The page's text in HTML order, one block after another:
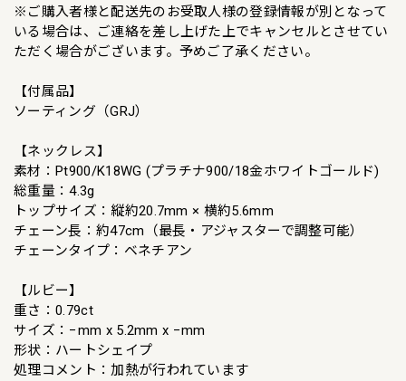
※ご購入者様と配送先のお受取人様の登録情報が別となって
いる場合は、ご連絡を差し上げた上でキャンセルとさせてい
ただく場合がございます。予めご了承ください。
【付属品】
ソーティング（GRJ）
【ネックレス】
素材：Pt900/K18WG (プラチナ900/18金ホワイトゴールド)
総重量：4.3g
トップサイズ：縦約20.7mm × 横約5.6mm
チェーン長：約47cm（最長・アジャスターで調整可能）
チェーンタイプ：ベネチアン
【ルビー】
重さ：0.79ct
サイズ：−mm x 5.2mm x −mm
形状：ハートシェイプ
処理コメント：加熱が行われています